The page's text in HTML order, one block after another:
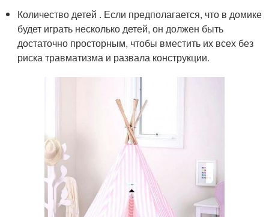
Количество детей . Если предполагается, что в домике
будет играть несколько детей, он должен быть
достаточно просторным, чтобы вместить их всех без
риска травматизма и развала конструкции.